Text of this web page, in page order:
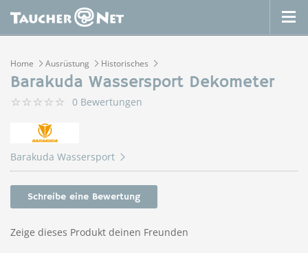
Home Ausrüstung Historisches
Barakuda Wassersport Dekometer
0 Bewertungen
Barakuda Wassersport
Schreibe eine Bewertung
Zeige dieses Produkt deinen Freunden